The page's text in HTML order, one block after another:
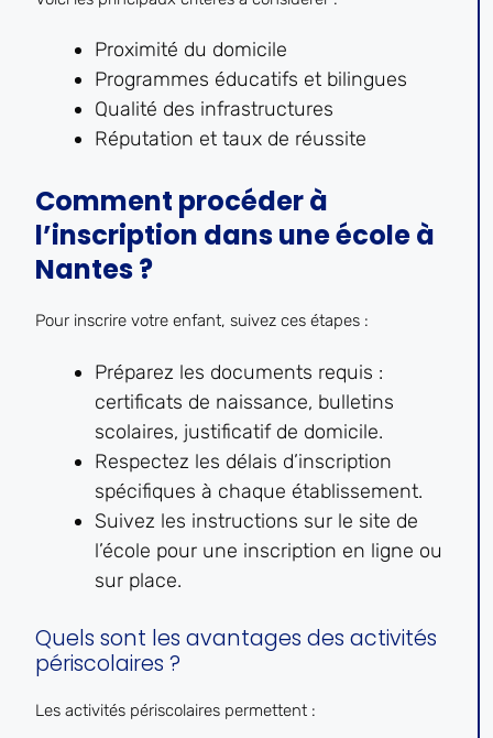
Proximité du domicile
Programmes éducatifs et bilingues
Qualité des infrastructures
Réputation et taux de réussite
Comment procéder à
l’inscription dans une école à
Nantes ?
Pour inscrire votre enfant, suivez ces étapes :
Préparez les documents requis :
certificats de naissance, bulletins
scolaires, justificatif de domicile.
Respectez les délais d’inscription
spécifiques à chaque établissement.
Suivez les instructions sur le site de
l’école pour une inscription en ligne ou
sur place.
Quels sont les avantages des activités
périscolaires ?
Les activités périscolaires permettent :